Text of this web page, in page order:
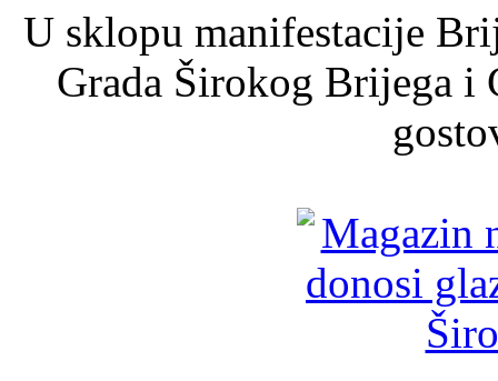
U sklopu manifestacije
Grada Širokog Brijega